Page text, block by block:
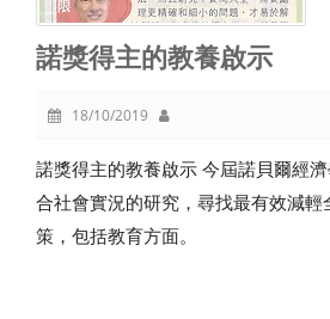
諾獎得主的教養啟示
18/10/2019
諾獎得主的教養啟示 今屆諾貝爾經
合社會實況的研究，尋找最有效減輕
策，包括教育方面。